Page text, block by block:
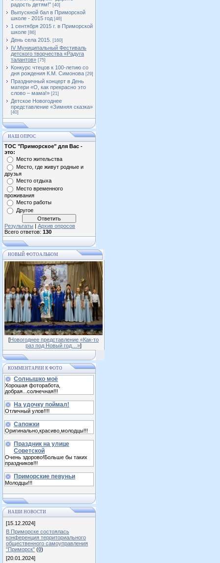
радость детям!" [40]
Выпускной бал в Приморской
школе - 2015 год [46]
1 сентября 2015 г. в Приморской
школе [86]
День села 2015. [160]
IV Муниципальный Фестиваль
детского творчества «Радуга
талантов» [75]
Конкурс чтецов к 100-летию со
дня рождения К.М. Симонова [29]
Праздничный концерт в День
матери «О, как прекрасно это
слово – мама!» [21]
Детское Новогоднее
представление «Зимняя сказка»
[40]
НАШ ОПРОС
ТОС "Приморское" для Вас -
это:
Место жительства
Место, где живут родные и
друзья
Место отдыха
Место временного
проживания
Место работы
Другое
Результаты | Архив опросов
Всего ответов: 130
НОВЫЙ ФОТОАЛЬБОМ
[Новогоднее представление «Как-то
раз под Новый год…»]
КОММЕНТАРИИ К ФОТО
Солнышко моё
Хорошая фоторабота,
добрая...солнечная!!!
На удочку поймал!
Отличный улов!!!!
Сапожки
Оригинально,красиво,молодцы!!!
Праздник на улице
Советской
Очень здорово!Больше бы таких
праздников!!!
Приморские певуньи
Молодцы!!!
НАШИ НОВОСТИ
[15.12.2024]
В Приморске состоялась
конференция территориального
общественного самоуправления
"Приморск" (0)
[20.01.2024]